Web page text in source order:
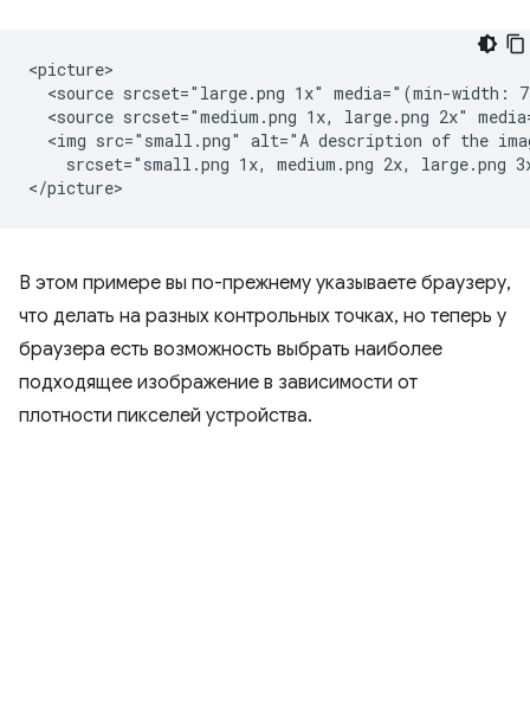
<picture>
<source srcset="large.png 1x" media="(min-width:
<source srcset="medium.png 1x, large.png 2x"
<img src="small.png" alt="A description of the
srcset="small.png 1x, medium.png 2x, large.png
В этом примере вы по-прежнему указываете браузеру,
что делать на разных контрольных точках, но теперь у
браузера есть возможность выбрать наиболее
подходящее изображение в зависимости от
плотности пикселей устройства.